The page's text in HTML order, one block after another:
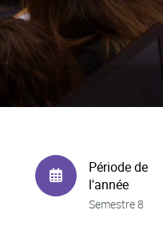
Période de
l'année
Semestre 8